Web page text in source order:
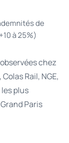
de
à 25%)
chez
Rail, NGE,
plus
Paris